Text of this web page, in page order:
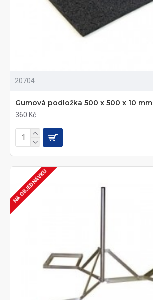
20704
Gumová podložka 500 x 500 x 10 mm
360 Kč
NA OBJEDNÁVKU